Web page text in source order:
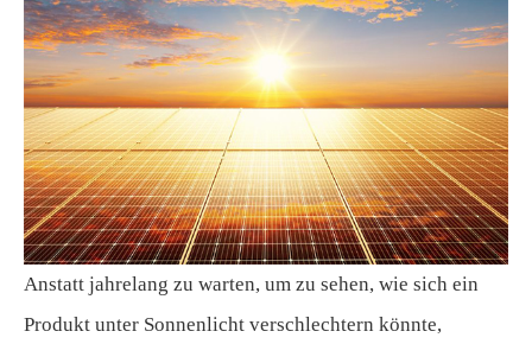
Anstatt jahrelang zu warten, um zu sehen, wie sich ein
Produkt unter Sonnenlicht verschlechtern könnte,